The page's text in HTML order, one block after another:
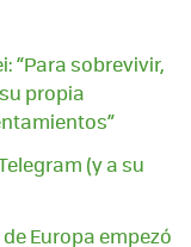
“Para sobrevivir,
propia
(y a su
Europa empezó